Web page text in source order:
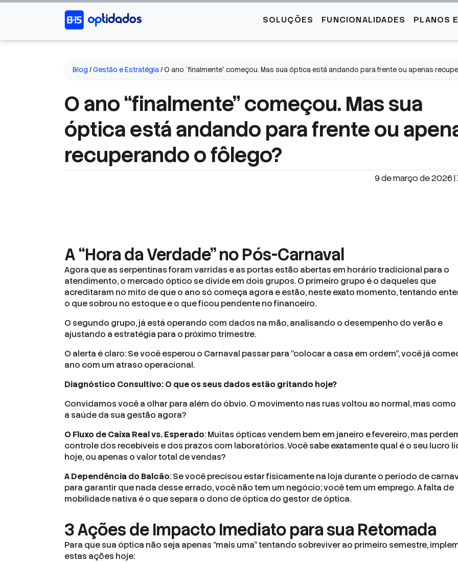
SOLUÇÕES FUNCIONALIDADES PLANOS
Blog /Gestão e Estratégia /O ano “finalmente” começou. Mas sua óptica está andando para frente ou apenas
O ano “finalmente” começou. Mas sua
óptica está andando para frente ou
recuperando o fôlego?
9 de março de 2026 |
A “Hora da Verdade” no Pós-Carnaval
Agora que as serpentinas foram varridas e as portas estão abertas em horário tradicional para o
atendimento, o mercado óptico se divide em dois grupos. O primeiro grupo é o daqueles que
acreditaram no mito de que o ano só começa agora e estão, neste exato momento, tentando
o que sobrou no estoque e o que ficou pendente no financeiro.
O segundo grupo, já está operando com dados na mão, analisando o desempenho do verão e
ajustando a estratégia para o próximo trimestre.
O alerta é claro: Se você esperou o Carnaval passar para “colocar a casa em ordem”, você já
ano com um atraso operacional.
Diagnóstico Consultivo: O que os seus dados estão gritando hoje?
Convidamos você a olhar para além do óbvio. O movimento nas ruas voltou ao normal, mas como
a saúde da sua gestão agora?
O Fluxo de Caixa Real vs. Esperado: Muitas ópticas vendem bem em janeiro e fevereiro, mas
controle dos recebíveis e dos prazos com laboratórios. Você sabe exatamente qual é o seu lucro
hoje, ou apenas o valor total de vendas?
A Dependência do Balcão: Se você precisou estar fisicamente na loja durante o período de
para garantir que nada desse errado, você não tem um negócio; você tem um emprego. A falta de
mobilidade nativa é o que separa o dono de óptica do gestor de óptica.
3 Ações de Impacto Imediato para sua Retomada
Para que sua óptica não seja apenas “mais uma” tentando sobreviver ao primeiro semestre,
estas ações hoje: